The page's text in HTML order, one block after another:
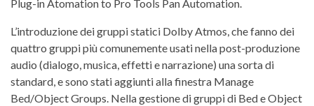
Plug-in Atomation to Pro Tools Pan Automation.
L’introduzione dei gruppi statici Dolby Atmos, che fanno dei
quattro gruppi più comunemente usati nella post-produzione
audio (dialogo, musica, effetti e narrazione) una sorta di
standard, e sono stati aggiunti alla finestra Manage
Bed/Object Groups. Nella gestione di gruppi di Bed e Object